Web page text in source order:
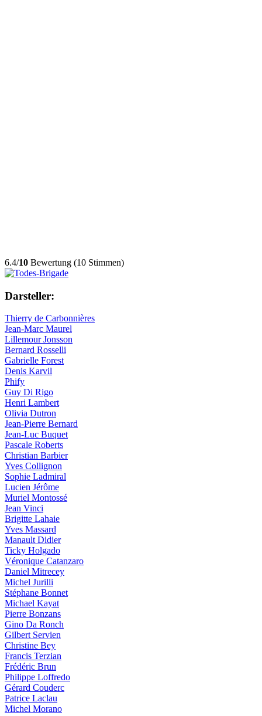
6.4/10 Bewertung (10 Stimmen)
Darsteller:
Thierry de Carbonnières
Jean-Marc Maurel
Lillemour Jonsson
Bernard Rosselli
Gabrielle Forest
Denis Karvil
Phify
Guy Di Rigo
Henri Lambert
Olivia Dutron
Jean-Pierre Bernard
Jean-Luc Buquet
Pascale Roberts
Christian Barbier
Yves Collignon
Sophie Ladmiral
Lucien Jérôme
Muriel Montossé
Jean Vinci
Brigitte Lahaie
Yves Massard
Manault Didier
Ticky Holgado
Véronique Catanzaro
Daniel Mitrecey
Michel Jurilli
Stéphane Bonnet
Michael Kayat
Pierre Bonzans
Gino Da Ronch
Gilbert Servien
Christine Bey
Francis Terzian
Frédéric Brun
Philippe Loffredo
Gérard Couderc
Patrice Laclau
Michel Morano